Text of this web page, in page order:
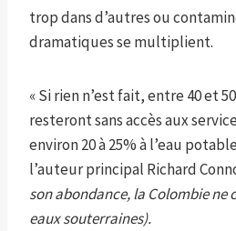
trop dans d’autres ou
dramatiques se multiplient.
« Si rien n’est fait, entre 40 et
resteront sans accès aux
environ 20 à 25% à l’eau
l’auteur principal Richard
son abondance, la Colombie ne
eaux souterraines).